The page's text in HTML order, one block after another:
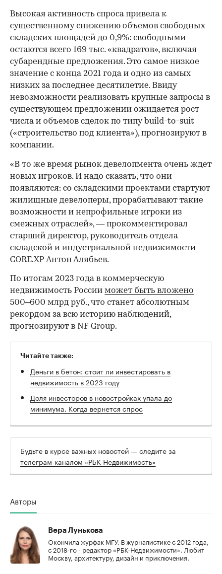
Высокая активность спроса привела к
существенному снижению объемов свободных
складских площадей до 0,9%: свободными
остаются всего 169 тыс. «квадратов», включая
субарендные предложения. Это самое низкое
значение с конца 2021 года и одно из самых
низких за последнее десятилетие. Ввиду
невозможности реализовать крупные запросы в
существующем предложении ожидается рост
числа и объемов сделок по типу build-to-suit
(«строительство под клиента»), прогнозируют в
компании.
«В то же время рынок девелопмента очень ждет
новых игроков. И надо сказать, что они
появляются: со складскими проектами стартуют
жилищные девелоперы, прорабатывают такие
возможности и непрофильные игроки из
смежных отраслей», — прокомментировал
старший директор, руководитель отдела
складской и индустриальной недвижимости
CORE.XP Антон Алябьев.
По итогам 2023 года в коммерческую
недвижимость России может быть вложено
500–600 млрд руб., что станет абсолютным
рекордом за всю историю наблюдений,
прогнозируют в NF Group.
Читайте также:
Деньги в бетон: стоит ли инвестировать в
недвижимость в 2023 году
Доля инвесторов в новостройках упала до
минимума. Когда вернется спрос
Будьте в курсе важных новостей — следите за
телеграм-каналом «РБК-Недвижимость»
Авторы
Вера Лунькова
Окончила журфак МГУ. В журналистике с 2012 года,
с 2018-го - редактор «РБК-Недвижимости». Любит
Москву, архитектуру, дизайн и приключения.